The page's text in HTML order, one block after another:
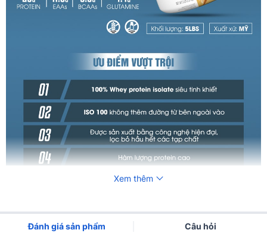
Xem thêm
Đánh giá sản phẩm Câu hỏi